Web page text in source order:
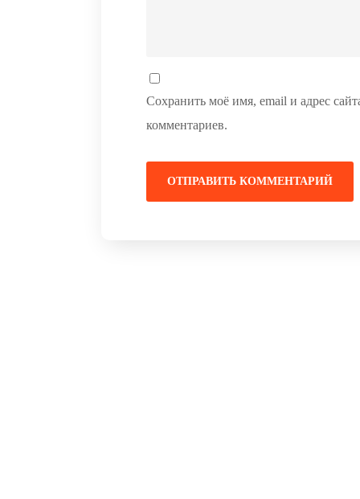
Сохранить моё имя, email и адрес
комментариев.